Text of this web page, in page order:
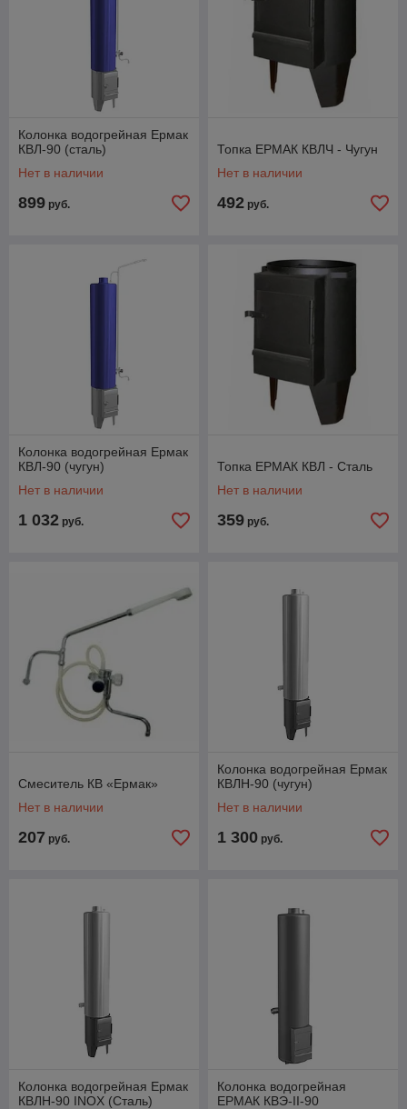
Колонка водогрейная Ермак
КВЛ-90 (сталь)
Нет в наличии
899 руб.
Топка ЕРМАК КВЛЧ - Чугун
Нет в наличии
492 руб.
Колонка водогрейная Ермак
КВЛ-90 (чугун)
Нет в наличии
1 032 руб.
Топка ЕРМАК КВЛ - Сталь
Нет в наличии
359 руб.
Смеситель КВ «Ермак»
Нет в наличии
207 руб.
Колонка водогрейная Ермак
КВЛН-90 (чугун)
Нет в наличии
1 300 руб.
Колонка водогрейная Ермак
КВЛН-90 INOX (Сталь)
Колонка водогрейная
ЕРМАК КВЭ-II-90